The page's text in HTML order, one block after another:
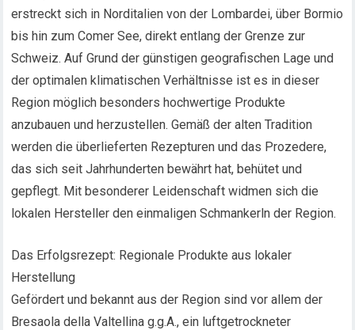
erstreckt sich in Norditalien von der Lombardei, über Bormio
bis hin zum Comer See, direkt entlang der Grenze zur
Schweiz. Auf Grund der günstigen geografischen Lage und
der optimalen klimatischen Verhältnisse ist es in dieser
Region möglich besonders hochwertige Produkte
anzubauen und herzustellen. Gemäß der alten Tradition
werden die überlieferten Rezepturen und das Prozedere,
das sich seit Jahrhunderten bewährt hat, behütet und
gepflegt. Mit besonderer Leidenschaft widmen sich die
lokalen Hersteller den einmaligen Schmankerln der Region.
Das Erfolgsrezept: Regionale Produkte aus lokaler
Herstellung
Gefördert und bekannt aus der Region sind vor allem der
Bresaola della Valtellina g.g.A., ein luftgetrockneter